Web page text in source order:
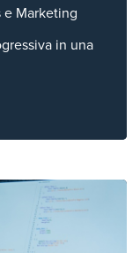
Marketing
in una